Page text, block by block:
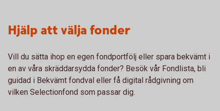
Hjälp att välja fonder
Vill du sätta ihop en egen fondportfölj eller spara bekvämt i
en av våra skräddarsydda fonder? Besök vår Fondlista, bli
guidad i Bekvämt fondval eller få digital rådgivning om
vilken Selectionfond som passar dig.